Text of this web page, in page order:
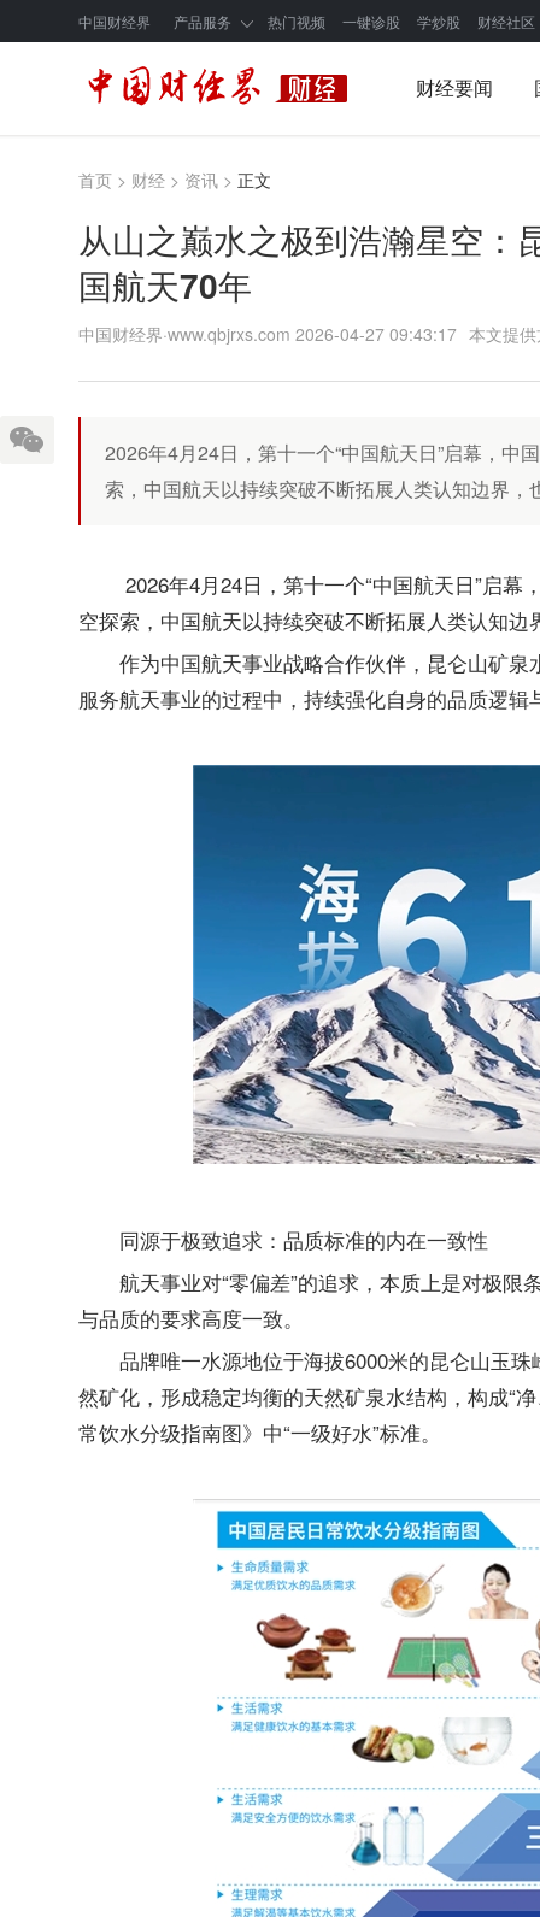
中国财经界 产品服务 热门视频 一键诊股 学炒股 财经社区
财经要闻
首页 > 财经 > 资讯 > 正文
从山之巅水之极到浩瀚星空：
国航天70年
中国财经界·www.qbjrxs.com 2026-04-27 09:43:17 本文提
2026年4月24日，第十一个“中国航天日”启幕，
索，中国航天以持续突破不断拓展人类认知边界，
2026年4月24日，第十一个“中国航天日”启
空探索，中国航天以持续突破不断拓展人类认知
作为中国航天事业战略合作伙伴，昆仑山矿
服务航天事业的过程中，持续强化自身的品质逻辑
同源于极致追求：品质标准的内在一致性
航天事业对“零偏差”的追求，本质上是对极
与品质的要求高度一致。
品牌唯一水源地位于海拔6000米的昆仑山玉
然矿化，形成稳定均衡的天然矿泉水结构，构成“
常饮水分级指南图》中“一级好水”标准。